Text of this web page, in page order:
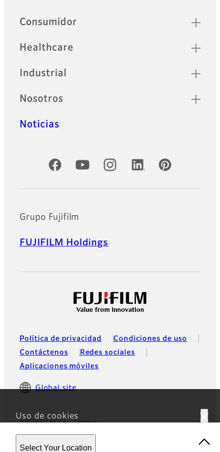
Uso de cookies
Este sitio web utiliza cookies. Al usar el sitio, usted
acepta nuestra Política de privacidad.
Select Your Location
Sitemap
Consumidor
Healthcare
Industrial
Nosotros
Noticias
Cuentas oficiales de redes sociales
Grupo Fujifilm
FUJIFILM Holdings
Política de privacidad
Condiciones de uso
Contáctenos
Redes sociales
Aplicaciones móviles
Global site
©FUJIFILM Corporation